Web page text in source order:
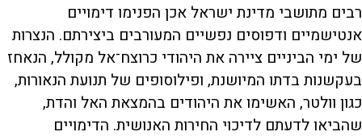
רבים מתושבי מדינת ישראל אכן הפנימו דימויים
אנטישמיים ודפוסים נפשיים המעורבים ביצירתם. הנצרות
של ימי הביניים ציירה את היהודי כרוצח־אל מקולל, הנאחז
בעקשנות בדתו המיושנת, ופילוסופים של תנועת הנאורות,
כגון וולטר, האשימו את היהודים בהמצאת האל והדת,
שהביאו לדעתם לדיכוי החירות האנושית. הדימויים